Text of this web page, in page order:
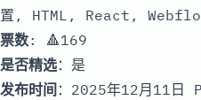
置, HTML, React,
票数: 🔺169
是否精选：是
发布时间 ：2025年12月11日